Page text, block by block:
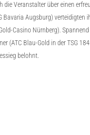
Veranstalter über einen
Augsburg) verteidigten
Casino Nürnberg).
(ATC Blau-Gold in der TSG
belohnt.